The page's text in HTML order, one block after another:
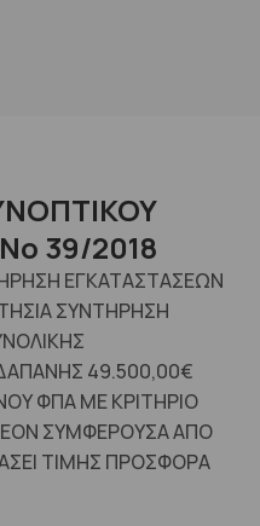
39/2018
ΕΓΚΑΤΑΣΤΑΣΕΩΝ
ΣΥΝΤΗΡΗΣΗ
49.500,00€
ΦΠΑ ΜΕ ΚΡΙΤΗΡΙΟ
ΣΥΜΦΕΡΟΥΣΑ ΑΠΟ
ΤΙΜΗΣ ΠΡΟΣΦΟΡΑ